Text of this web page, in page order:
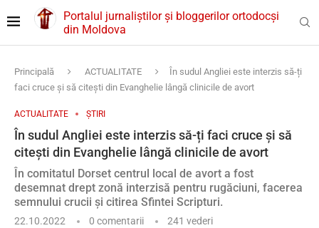
Portalul jurnaliștilor și bloggerilor ortodocși
din Moldova
Principală ACTUALITATE
În sudul Angliei este interzis să-ți
faci cruce și să citești din Evanghelie lângă clinicile de avort
ACTUALITATE ȘTIRI
În sudul Angliei este interzis să-ți faci cruce și să
citești din Evanghelie lângă clinicile de avort
În comitatul Dorset centrul local de avort a fost
desemnat drept zonă interzisă pentru rugăciuni, facerea
semnului crucii și citirea Sfintei Scripturi.
22.10.2022 0 comentarii 241 vederi